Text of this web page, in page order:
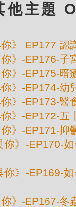
他主題
你》-EP177-認
你》-EP176-
你》-EP175-暗
你》-EP174-幼
你》-EP173-醫
你》-EP172-五
你》-EP171-抑
你》-EP170-
你》-EP169-
你》-EP167-冬